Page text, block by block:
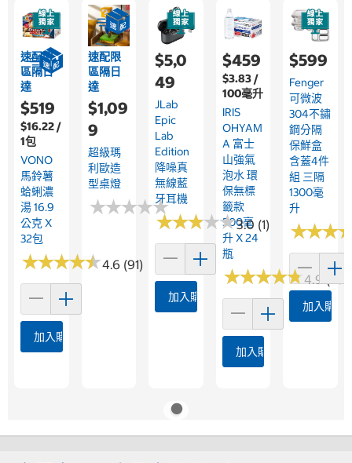
速配限
區隔日
達
$519
$16.22 /
1包
VONO
馬鈴薯
蛤蜊濃
湯 16.9
公克 X
32包
★★★★★
★★★★★4.6 (91)
加入購物車
速配限
區隔日
達
$1,09
9
超級瑪
利歐造
型桌燈
★★★★★
★★★★★
$5,0
49
JLab
Epic
Lab
Edition
降噪真
無線藍
牙耳機
★★★★★
★★★★★3.0 (1)
加入購物車
$459
$3.83 /
100毫升
IRIS
OHYAM
A 富士
山強氣
泡水 環
保無標
籤款
500毫
升 X 24
瓶
★★★★★
★★★★★4.9
加入購物車
$599
Fenger
可微波
304不鏽
鋼分隔
保鮮盒
含蓋4件
組 三隔
1300毫
升
★★★
★★★
加入購物